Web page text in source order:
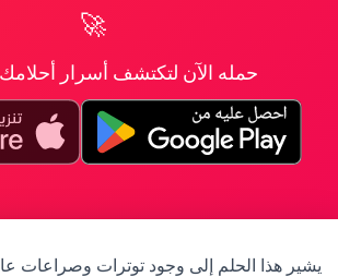
🚀
حمله الآن لتكتشف أسرار
يشير هذا الحلم إلى وجود توترات وصراعات